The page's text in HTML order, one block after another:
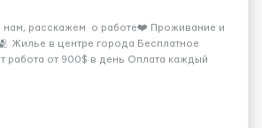
нам, расскажем о работе❤️ Проживание и
Жилье в центре города Бесплатное
работа от 900$ в день Оплата каждый
Наши контакты: • Wh...